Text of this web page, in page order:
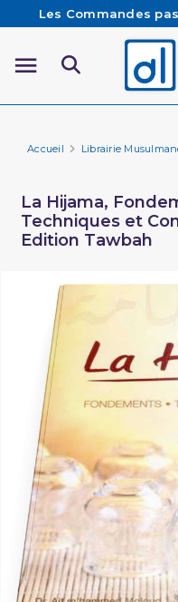
Les Commandes
sont préparées
Besoin d'aide
Livraison
Accueil Librairie
La Hijama,
Techniques et
Edition Tawbah